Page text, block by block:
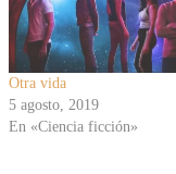
Otra vida
5 agosto, 2019
En «Ciencia ficción»